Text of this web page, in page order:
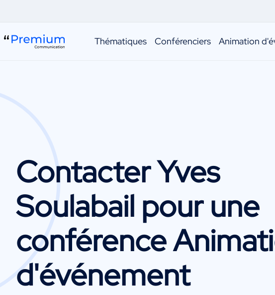
Thématiques Conférenciers Animation
ContacterYves
Soulabail pour une
conférence
d'événement